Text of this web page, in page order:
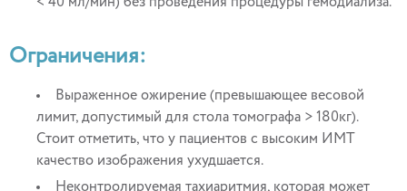
< 40 мл/мин) без проведения процедуры гемодиализа.
Ограничения:
Выраженное ожирение (превышающее весовой
лимит, допустимый для стола томографа > 180кг).
Стоит отметить, что у пациентов с высоким ИМТ
качество изображения ухудшается.
Неконтролируемая тахиаритмия, которая может